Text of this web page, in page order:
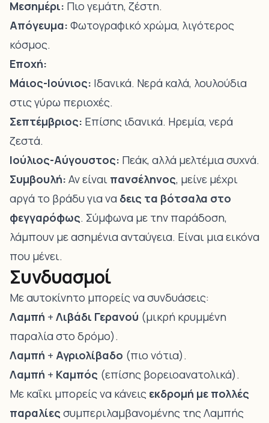
Μεσημέρι: Πιο γεμάτη, ζέστη.
Απόγευμα: Φωτογραφικό χρώμα, λιγότερος
κόσμος.
Εποχή:
Μάιος-Ιούνιος: Ιδανικά. Νερά καλά, λουλούδια
στις γύρω περιοχές.
Σεπτέμβριος: Επίσης ιδανικά. Ηρεμία, νερά
ζεστά.
Ιούλιος-Αύγουστος: Πεάκ, αλλά μελτέμια συχνά.
Συμβουλή: Αν είναι πανσέληνος, μείνε μέχρι
αργά το βράδυ για να δεις τα βότσαλα στο
φεγγαρόφως. Σύμφωνα με την παράδοση,
λάμπουν με ασημένια ανταύγεια. Είναι μια εικόνα
που μένει.
Συνδυασμοί
Με αυτοκίνητο μπορείς να συνδυάσεις:
Λαμπή + Λιβάδι Γερανού (μικρή κρυμμένη
παραλία στο δρόμο).
Λαμπή + Αγριολίβαδο (πιο νότια).
Λαμπή + Καμπός (επίσης βορειοανατολικά).
Με καΐκι μπορείς να κάνεις εκδρομή με πολλές
παραλίες συμπεριλαμβανομένης της Λαμπής